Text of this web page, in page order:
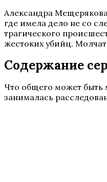
Александра
где имела дело не со
трагического
жестоких убийц.
Содержание
Что общего может быть
занималась